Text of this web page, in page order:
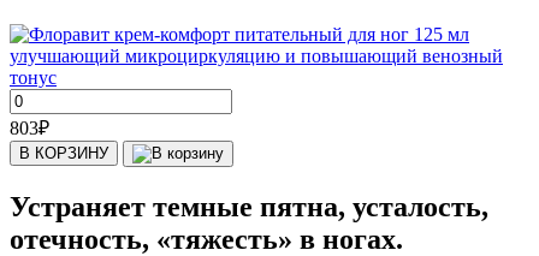
803₽
В КОРЗИНУ
Устраняет темные пятна, усталость,
отечность, «тяжесть» в ногах.